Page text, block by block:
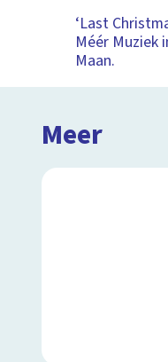
‘Last
Méér Muziek
Maan.
Meer